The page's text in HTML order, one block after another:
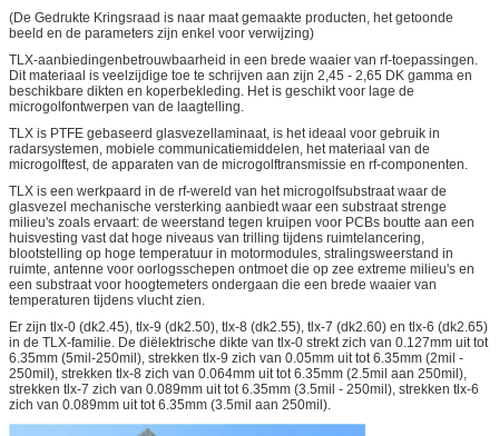
(De Gedrukte Kringsraad is naar maat gemaakte producten, het getoonde
beeld en de parameters zijn enkel voor verwijzing)
TLX-aanbiedingenbetrouwbaarheid in een brede waaier van rf-toepassingen.
Dit materiaal is veelzijdige toe te schrijven aan zijn 2,45 - 2,65 DK gamma en
beschikbare dikten en koperbekleding. Het is geschikt voor lage de
microgolfontwerpen van de laagtelling.
TLX is PTFE gebaseerd glasvezellaminaat, is het ideaal voor gebruik in
radarsystemen, mobiele communicatiemiddelen, het materiaal van de
microgolftest, de apparaten van de microgolftransmissie en rf-componenten.
TLX is een werkpaard in de rf-wereld van het microgolfsubstraat waar de
glasvezel mechanische versterking aanbiedt waar een substraat strenge
milieu's zoals ervaart: de weerstand tegen kruipen voor PCBs boutte aan een
huisvesting vast dat hoge niveaus van trilling tijdens ruimtelancering,
blootstelling op hoge temperatuur in motormodules, stralingsweerstand in
ruimte, antenne voor oorlogsschepen ontmoet die op zee extreme milieu's en
een substraat voor hoogtemeters ondergaan die een brede waaier van
temperaturen tijdens vlucht zien.
Er zijn tlx-0 (dk2.45), tlx-9 (dk2.50), tlx-8 (dk2.55), tlx-7 (dk2.60) en tlx-6 (dk2.65)
in de TLX-familie. De diëlektrische dikte van tlx-0 strekt zich van 0.127mm uit tot
6.35mm (5mil-250mil), strekken tlx-9 zich van 0.05mm uit tot 6.35mm (2mil -
250mil), strekken tlx-8 zich van 0.064mm uit tot 6.35mm (2.5mil aan 250mil),
strekken tlx-7 zich van 0.089mm uit tot 6.35mm (3.5mil - 250mil), strekken tlx-6
zich van 0.089mm uit tot 6.35mm (3.5mil aan 250mil).